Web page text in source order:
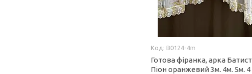
B0124-4m
Готова фіранка, арка Батист
Піон оранжевий 3м. 4м. 5м. 4